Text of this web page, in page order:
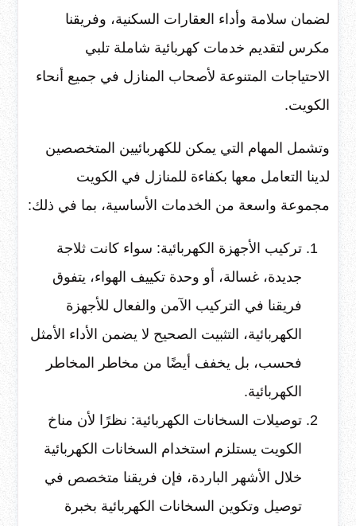
لضمان سلامة وأداء العقارات السكنية، وفريقنا
مكرس لتقديم خدمات كهربائية شاملة تلبي
الاحتياجات المتنوعة لأصحاب المنازل في جميع أنحاء
الكويت.
وتشمل المهام التي يمكن للكهربائيين المتخصصين
لدينا التعامل معها بكفاءة للمنازل في الكويت
مجموعة واسعة من الخدمات الأساسية، بما في ذلك:
تركيب الأجهزة الكهربائية: سواء كانت ثلاجة
جديدة، غسالة، أو وحدة تكييف الهواء، يتفوق
فريقنا في التركيب الآمن والفعال للأجهزة
الكهربائية، التثبيت الصحيح لا يضمن الأداء الأمثل
فحسب، بل يخفف أيضًا من مخاطر المخاطر
الكهربائية.
توصيلات السخانات الكهربائية: نظرًا لأن مناخ
الكويت يستلزم استخدام السخانات الكهربائية
خلال الأشهر الباردة، فإن فريقنا متخصص في
توصيل وتكوين السخانات الكهربائية بخبرة